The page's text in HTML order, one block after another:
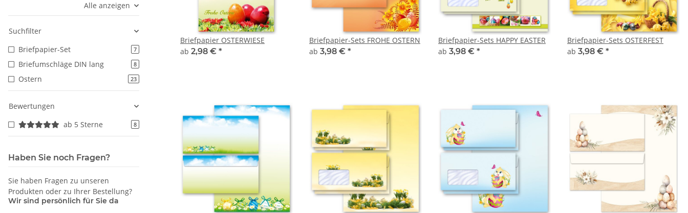
Briefpapier OSTERWIESE
ab 2,98 € *
Briefpapier-Sets FROHE OSTERN
ab 3,98 € *
Briefpapier-Sets HAPPY EASTER
ab 3,98 € *
Briefpapier-Sets OSTERFEST
ab 3,98 € *
Alle anzeigen
Suchfilter
Briefpapier-Set
7
Briefumschläge DIN lang 8
Ostern 23
Bewertungen
ab 5 Sterne
8
Haben Sie noch Fragen?
Sie haben Fragen zu unseren
Produkten oder zu Ihrer Bestellung?
Wir sind persönlich für Sie da